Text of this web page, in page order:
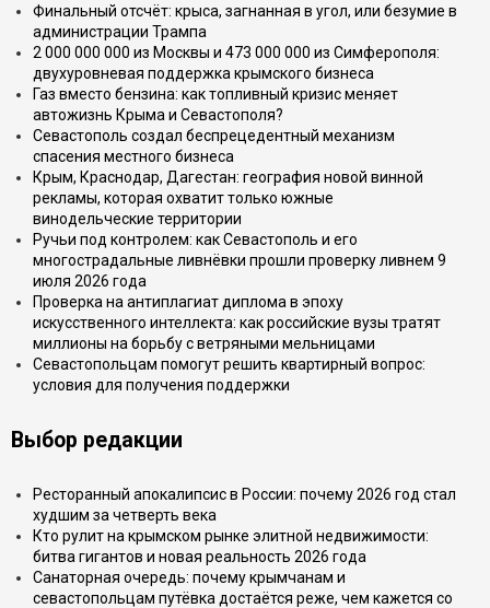
Финальный отсчёт: крыса, загнанная в угол, или безумие в
администрации Трампа
2 000 000 000 из Москвы и 473 000 000 из Симферополя:
двухуровневая поддержка крымского бизнеса
Газ вместо бензина: как топливный кризис меняет
автожизнь Крыма и Севастополя?
Севастополь создал беспрецедентный механизм
спасения местного бизнеса
Крым, Краснодар, Дагестан: география новой винной
рекламы, которая охватит только южные
винодельческие территории
Ручьи под контролем: как Севастополь и его
многострадальные ливнёвки прошли проверку ливнем 9
июля 2026 года
Проверка на антиплагиат диплома в эпоху
искусственного интеллекта: как российские вузы тратят
миллионы на борьбу с ветряными мельницами
Севастопольцам помогут решить квартирный вопрос:
условия для получения поддержки
Выбор редакции
Ресторанный апокалипсис в России: почему 2026 год стал
худшим за четверть века
Кто рулит на крымском рынке элитной недвижимости:
битва гигантов и новая реальность 2026 года
Санаторная очередь: почему крымчанам и
севастопольцам путёвка достаётся реже, чем кажется со